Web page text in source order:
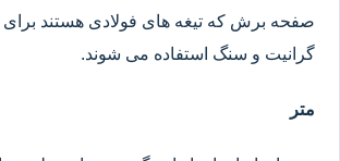
صفحه برش که تیغه های فولادی هستند
گرانیت و سنگ استفاده می شوند.
متر